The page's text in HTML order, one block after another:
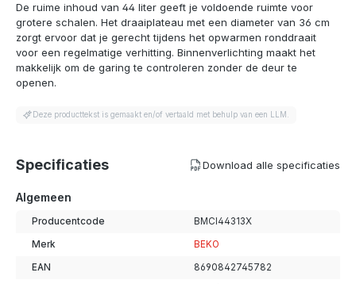
De ruime inhoud van 44 liter geeft je voldoende ruimte voor
grotere schalen. Het draaiplateau met een diameter van 36 cm
zorgt ervoor dat je gerecht tijdens het opwarmen ronddraait
voor een regelmatige verhitting. Binnenverlichting maakt het
makkelijk om de garing te controleren zonder de deur te
openen.
Deze producttekst is gemaakt en/of vertaald met behulp van een LLM.
Specificaties Download alle specificaties
Algemeen
Producentcode BMCI44313X
Merk BEKO
EAN 8690842745782